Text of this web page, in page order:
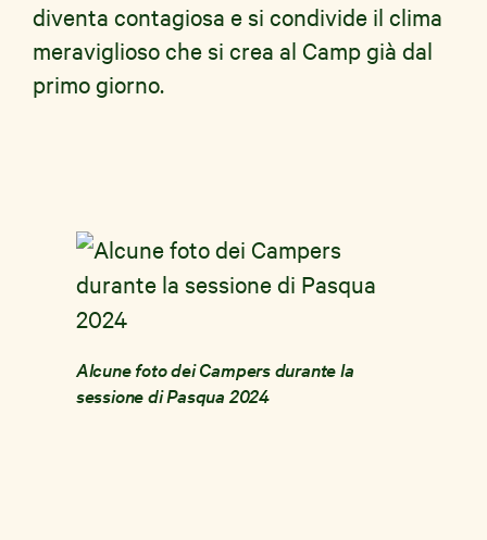
diventa contagiosa e si condivide il clima
meraviglioso che si crea al Camp già dal
primo giorno.
Alcune foto dei Campers durante la
sessione di Pasqua 2024